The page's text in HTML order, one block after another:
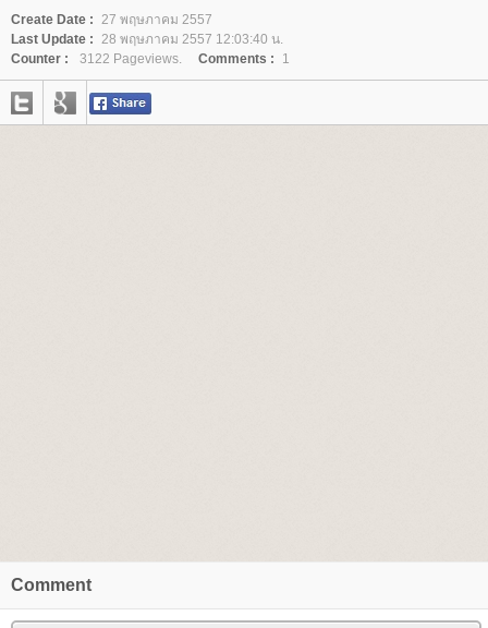
Create Date : 27 พฤษภาคม 2557
Last Update : 28 พฤษภาคม 2557 12:03:40 น.
Counter :
3122 Pageviews. Comments : 1
Comment